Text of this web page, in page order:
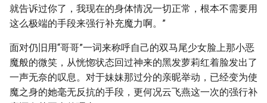
就告诉过你了，我现在的身体情况一切正常，根本不需要用
这么极端的手段来强行补充魔力啊。”
面对仍旧用“哥哥”一词来称呼自己的双马尾少女脸上那小恶
魔般的微笑，从恍惚状态回过神来的黑发萝莉红着脸发出了
一声无奈的叹息。对于妹妹那过分的亲昵举动，已经变为使
魔之身的她毫无反抗的手段，更何况云飞燕这一次的强行补